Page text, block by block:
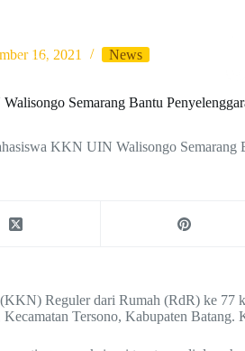
About16, 2021 News
Semarang Bantu
KKN UIN Walisongo Semarang
Reguler dari Rumah (RdR) ke 77
Tersono, Kabupaten